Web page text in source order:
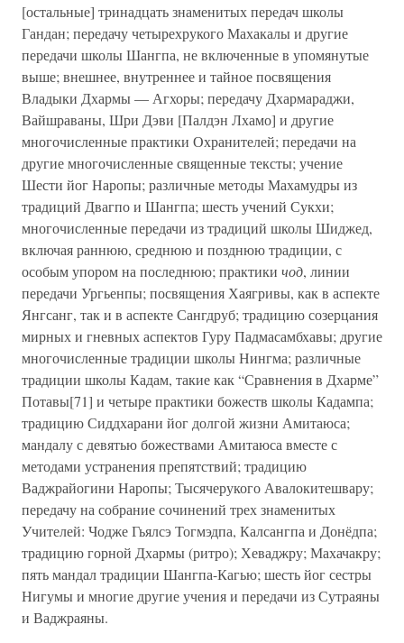
[остальные] тринадцать знаменитых передач школы
Гандан; передачу четырехрукого Махакалы и другие
передачи школы Шангпа, не включенные в упомянутые
выше; внешнее, внутреннее и тайное посвящения
Владыки Дхармы — Агхоры; передачу Дхармараджи,
Вайшраваны, Шри Дэви [Палдэн Лхамо] и другие
многочисленные практики Охранителей; передачи на
другие многочисленные священные тексты; учение
Шести йог Наропы; различные методы Махамудры из
традиций Двагпо и Шангпа; шесть учений Сукхи;
многочисленные передачи из традиций школы Шиджед,
включая раннюю, среднюю и позднюю традиции, с
особым упором на последнюю; практики чод, линии
передачи Ургьенпы; посвящения Хаягривы, как в аспекте
Янгсанг, так и в аспекте Сангдруб; традицию созерцания
мирных и гневных аспектов Гуру Падмасамбхавы; другие
многочисленные традиции школы Нингма; различные
традиции школы Кадам, такие как “Сравнения в Дхарме”
Потавы[71] и четыре практики божеств школы Кадампа;
традицию Сиддхарани йог долгой жизни Амитаюса;
мандалу с девятью божествами Амитаюса вместе с
методами устранения препятствий; традицию
Ваджрайогини Наропы; Тысячерукого Авалокитешвару;
передачу на собрание сочинений трех знаменитых
Учителей: Чодже Гьялсэ Тогмэдпа, Калсангпа и Донёдпа;
традицию горной Дхармы (ритро); Хеваджру; Махачакру;
пять мандал традиции Шангпа-Кагью; шесть йог сестры
Нигумы и многие другие учения и передачи из Сутраяны
и Ваджраяны.